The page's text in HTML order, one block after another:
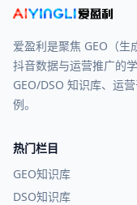
爱盈利是聚焦 GEO（生
抖音数据与运营推广的
GEO/DSO 知识库、运
例。
热门栏目
GEO知识库
DSO知识库